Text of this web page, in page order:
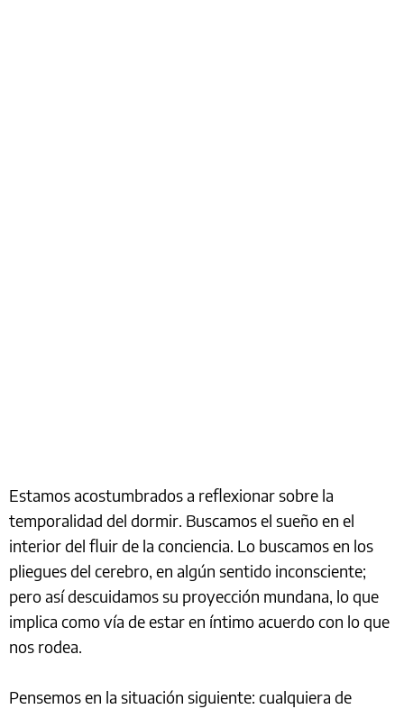
Estamos acostumbrados a reflexionar sobre la
temporalidad del dormir. Buscamos el sueño en el
interior del fluir de la conciencia. Lo buscamos en los
pliegues del cerebro, en algún sentido inconsciente;
pero así descuidamos su proyección mundana, lo que
implica como vía de estar en íntimo acuerdo con lo que
nos rodea.
Pensemos en la situación siguiente: cualquiera de